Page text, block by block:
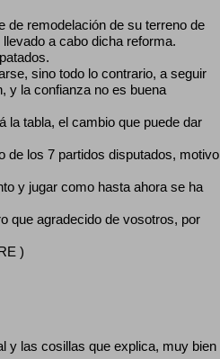
de remodelación de su terreno de
a cabo dicha reforma.
sino todo lo contrario, a seguir
y la confianza no es buena
la tabla, el cambio que puede dar
de los 7 partidos disputados, motivo
y jugar como hasta ahora se ha
que agradecido de vosotros, por
)
y las cosillas que explica, muy bien